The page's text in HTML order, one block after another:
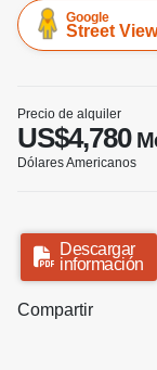
Google
Street View
Precio de alquiler
US$4,780
Dólares Americanos
Descargar
información
Compartir